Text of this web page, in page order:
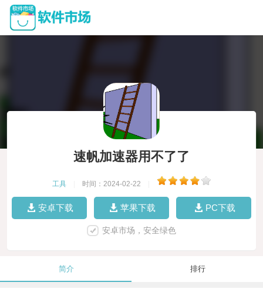
速帆加速器用不了了
工具 时间：2024-02-22
安卓下载 苹果下载 PC下载
安卓市场，安全绿色
简介 排行